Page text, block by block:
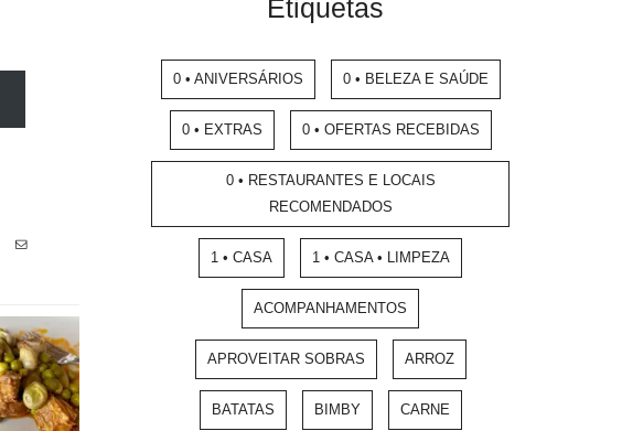
Etiquetas
0 • ANIVERSÁRIOS 0 • BELEZA E SAÚDE
0 • EXTRAS 0 • OFERTAS RECEBIDAS
0 • RESTAURANTES E LOCAIS
RECOMENDADOS
1 • CASA 1 • CASA • LIMPEZA
ACOMPANHAMENTOS
APROVEITAR SOBRAS ARROZ
BATATAS BIMBY CARNE